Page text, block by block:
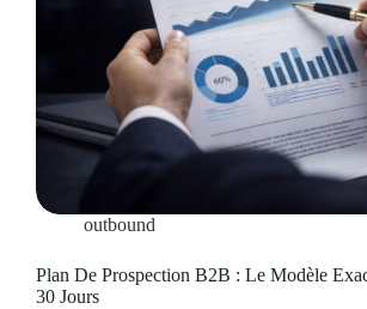
outbound
Plan De Prospection B2B : Le Modèle
30 Jours